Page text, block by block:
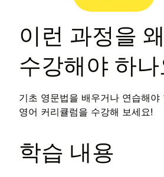
이런 과정을 왜
수강해야 하나
기초 영문법을 배우거나 연습해야
영어 커리큘럼을 수강해 보세요!
학습 내용